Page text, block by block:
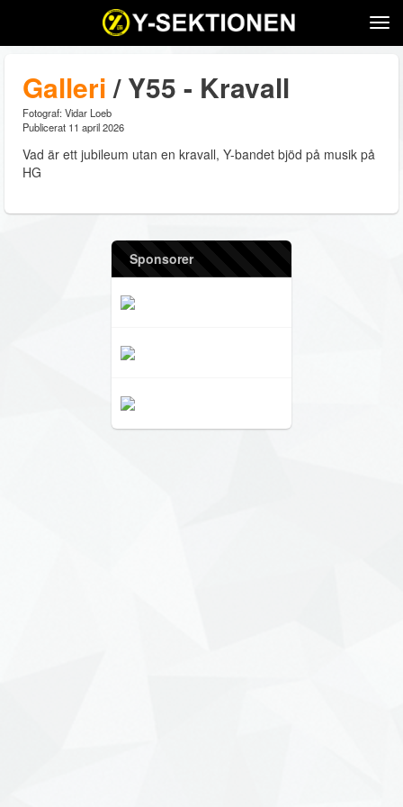
Galleri/ Y55 - Kravall
Fotograf: Vidar Loeb
Publicerat 11 april 2026
Vad är ett jubileum utan en kravall, Y-bandet bjöd på musik på
HG
Sponsorer